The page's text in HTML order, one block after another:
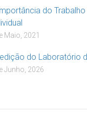
do Trabalho
Maio, 2021
do Laboratório
Junho, 2026